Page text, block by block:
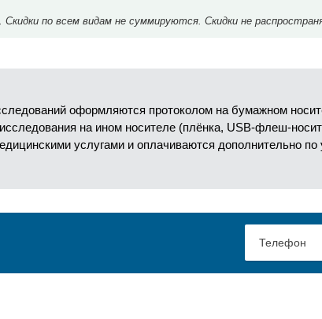
по всем видам не суммируются. Скидки не
оформляются протоколом на бумажном
на ином носителе (плёнка, USB-флеш-
услугами и оплачиваются дополнительно